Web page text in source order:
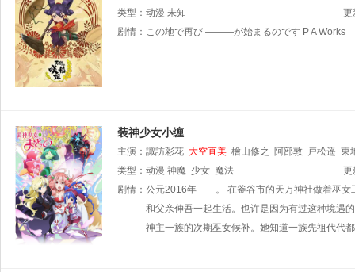
类型： 动漫 未知
更
剧情： この地で再び ———が始まるのです P A Works
装神少女小缠
主演： 諏訪彩花 大空直美 檜山修之 阿部敦 戸松遥 東
类型： 动漫 神魔 少女 魔法
更
剧情： 公元2016年——。 在釜谷市的天万神社做着巫女
和父亲伸吾一起生活。也许是因为有过这种境遇
神主一族的次期巫女候补。她知道一族先祖代代